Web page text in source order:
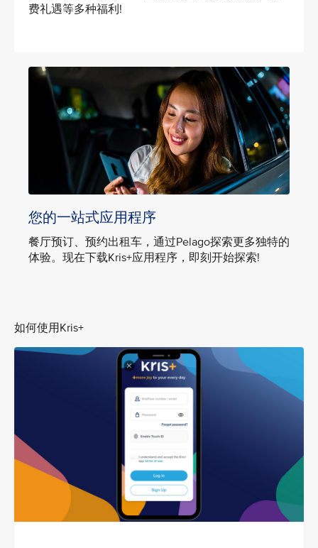
费礼遇等多种福利!
您的一站式应用程序
餐厅预订、预约出租车，通过Pelago探索更多独特的
体验。现在下载Kris+应用程序，即刻开始探索!
如何使用Kris+